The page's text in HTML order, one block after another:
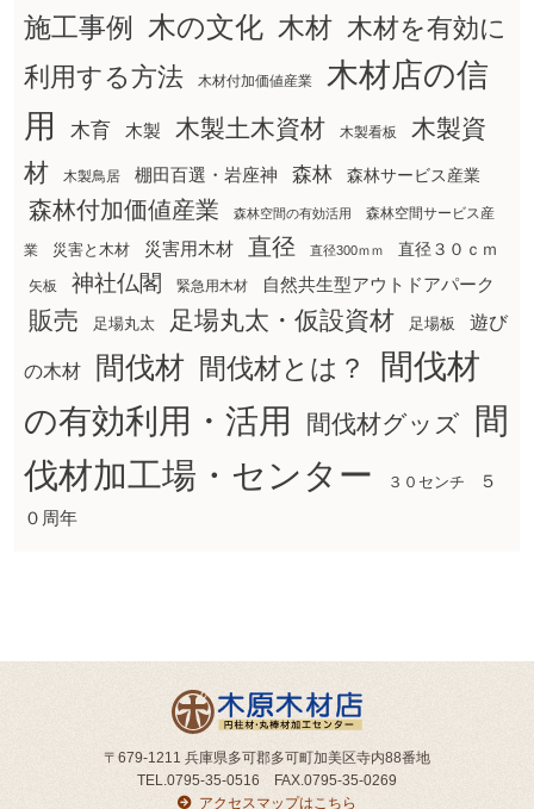
施工事例
木の文化 木材 木材を有効に
利用する方法
木材付加価値産業
木材店の信
用
木育 木製 木製土木資材 木製看板
木製資
材
木製鳥居 棚田百選・岩座神 森林 森林サービス産業
森林付加価値産業 森林空間の有効活用 森林空間サービス産
業 災害と木材 災害用木材 直径 直径300ｍｍ 直径３０ｃｍ
矢板 神社仏閣 緊急用木材 自然共生型アウトドアパーク
販売 足場丸太 足場丸太・仮設資材 足場板 遊び
の木材 間伐材 間伐材とは？
間伐材
の有効利用・活用
間伐材グッズ
間
伐材加工場・センター
３０センチ
５
０周年
〒679-1211 兵庫県多可郡多可町加美区寺内88番地
TEL.0795-35-0516 FAX.0795-35-0269
アクセスマップはこちら